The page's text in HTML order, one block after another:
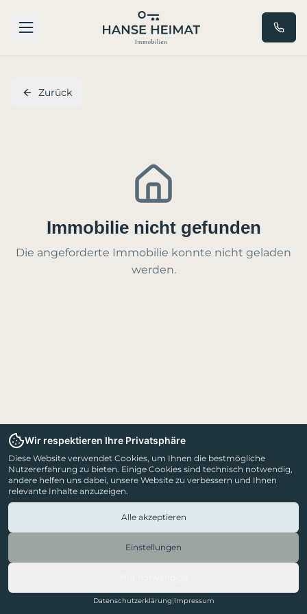
Zurück
Immobilie nicht gefunden
Die angeforderte Immobilie konnte nicht geladen
werden.
Wir respektieren Ihre Privatsphäre
Diese Website verwendet Cookies, um Ihnen die bestmögliche
Nutzererfahrung zu bieten. Einige Cookies sind technisch notwendig,
andere helfen uns dabei, unsere Website zu verbessern und Ihnen
relevante Inhalte anzuzeigen.
Alle akzeptieren
Einstellungen
Datenschutzerklärung|Impressum